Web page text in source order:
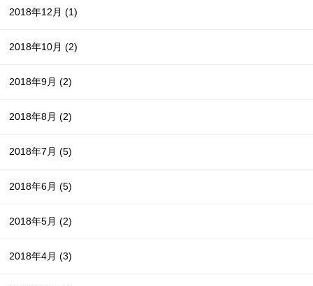
2018年12月(1)
2018年10月(2)
2018年9月(2)
2018年8月(2)
2018年7月(5)
2018年6月(5)
2018年5月(2)
2018年4月(3)